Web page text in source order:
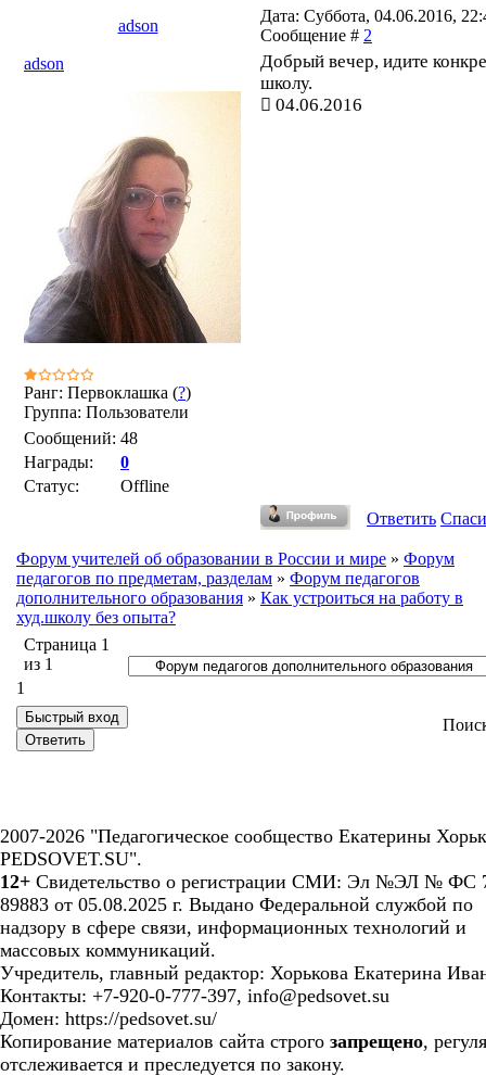
adson
Дата: Суббота, 04.06.2016,
Сообщение # 2
adson
Ранг: Первоклашка (?)
Группа: Пользователи
Сообщений: 48
Награды:
0
Статус:
Offline
Добрый вечер, идите
школу.
04.06.2016
Ответить
Форум учителей об образовании в России и мире » Форум
педагогов по предметам, разделам » Форум педагогов
дополнительного образования » Как устроиться на работу в
худ.школу без опыта?
Страница 1
из 1
1
2007-2026 "Педагогическое сообщество Екатерины
PEDSOVET.SU".
12+ Свидетельство о регистрации СМИ: Эл №ЭЛ № ФС
89883 от 05.08.2025 г. Выдано Федеральной службой по
надзору в сфере связи, информационных технологий и
массовых коммуникаций.
Учредитель, главный редактор: Хорькова Екатерина
Контакты: +7-920-0-777-397, info@pedsovet.su
Домен: https://pedsovet.su/
Копирование материалов сайта строго запрещено,
отслеживается и преследуется по закону.